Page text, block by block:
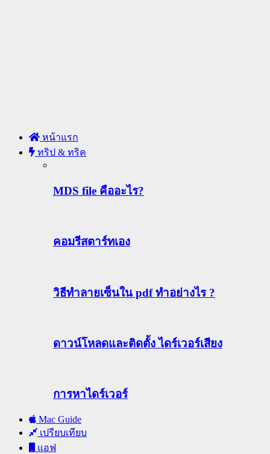
หน้าแรก
ทริป & ทริค
MDS file คืออะไร?
คอมรีสตาร์ทเอง
วิธีทําลายเซ็นใน pdf ทำอย่างไร ?
ดาวน์โหลดและติดตั้ง ไดร์เวอร์เสียง
การหาไดร์เวอร์
Mac Guide
เปรียบเทียบ
แอฟ